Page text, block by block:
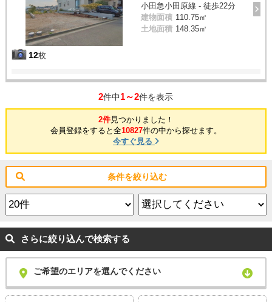
12枚
小田急小田原線 - 徒歩22分
建物面積 110.75㎡
土地面積 148.35㎡
2件中1～2件を表示
2件見つかりました！
会員登録をすると全10827件の中から探せます。
今すぐ見る
条件を絞り込む
さらに絞り込んで検索する
ご希望のエリアを選んでください